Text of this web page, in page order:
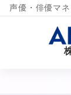
声優・俳優マ